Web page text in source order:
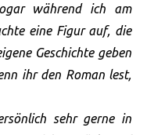
während ich am
eine Figur auf, die
Geschichte geben
ihr den Roman lest,
sehr gerne in